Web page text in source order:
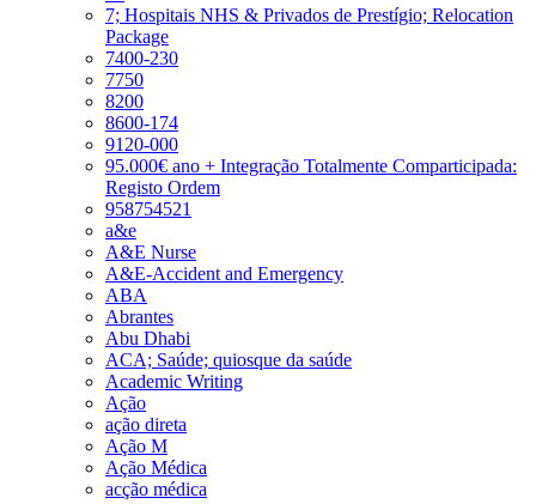
7; Hospitais NHS & Privados de Prestígio; Relocation
Package
7400-230
7750
8200
8600-174
9120-000
95.000€ ano + Integração Totalmente Comparticipada:
Registo Ordem
958754521
a&e
A&E Nurse
A&E-Accident and Emergency
ABA
Abrantes
Abu Dhabi
ACA; Saúde; quiosque da saúde
Academic Writing
Ação
ação direta
Ação M
Ação Médica
acção médica